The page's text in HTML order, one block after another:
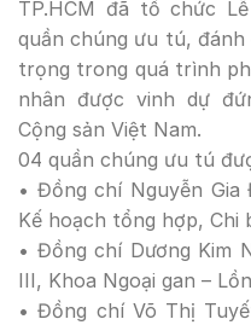
TP.HCM đã tổ chức
quần chúng ưu tú,
trọng trong quá trình
nhân được vinh dự
Cộng sản Việt Nam.
04 quần chúng ưu tú
• Đồng chí Nguyễn
Kế hoạch tổng hợp, Chi
• Đồng chí Dương Kim
III, Khoa Ngoại gan –
• Đồng chí Võ Thị